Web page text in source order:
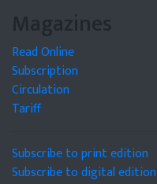
Magazines
Read Online
Subscription
Circulation
Tariff
Subscribe to print edition
Subscribe to digital edition